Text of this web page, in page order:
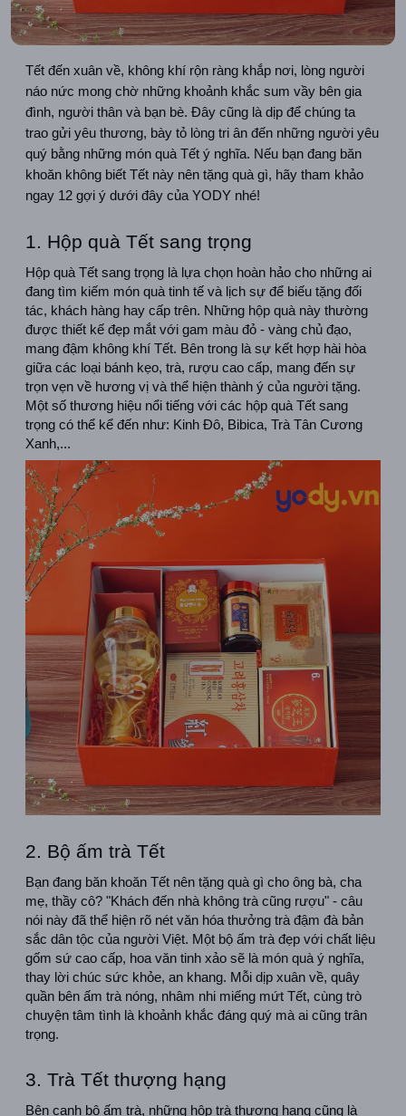
Tết đến xuân về, không khí rộn ràng khắp nơi, lòng người
náo nức mong chờ những khoảnh khắc sum vầy bên gia
đình, người thân và bạn bè. Đây cũng là dịp để chúng ta
trao gửi yêu thương, bày tỏ lòng tri ân đến những người yêu
quý bằng những món quà Tết ý nghĩa. Nếu bạn đang băn
khoăn không biết Tết này nên tặng quà gì, hãy tham khảo
ngay 12 gợi ý dưới đây của YODY nhé!
1. Hộp quà Tết sang trọng
Hộp quà Tết sang trọng là lựa chọn hoàn hảo cho những ai
đang tìm kiếm món quà tinh tế và lịch sự để biếu tặng đối
tác, khách hàng hay cấp trên. Những hộp quà này thường
được thiết kế đẹp mắt với gam màu đỏ - vàng chủ đạo,
mang đậm không khí Tết. Bên trong là sự kết hợp hài hòa
giữa các loại bánh kẹo, trà, rượu cao cấp, mang đến sự
trọn vẹn về hương vị và thể hiện thành ý của người tặng.
Một số thương hiệu nổi tiếng với các hộp quà Tết sang
trọng có thể kể đến như: Kinh Đô, Bibica, Trà Tân Cương
Xanh,...
2. Bộ ấm trà Tết
Bạn đang băn khoăn Tết nên tặng quà gì cho ông bà, cha
mẹ, thầy cô? "Khách đến nhà không trà cũng rượu" - câu
nói này đã thể hiện rõ nét văn hóa thưởng trà đậm đà bản
sắc dân tộc của người Việt. Một bộ ấm trà đẹp với chất liệu
gốm sứ cao cấp, hoa văn tinh xảo sẽ là món quà ý nghĩa,
thay lời chúc sức khỏe, an khang. Mỗi dịp xuân về, quây
quần bên ấm trà nóng, nhâm nhi miếng mứt Tết, cùng trò
chuyện tâm tình là khoảnh khắc đáng quý mà ai cũng trân
trọng.
3. Trà Tết thượng hạng
Bên cạnh bộ ấm trà, những hộp trà thượng hạng cũng là